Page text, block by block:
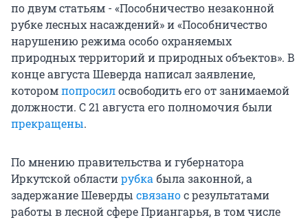
по двум статьям - «Пособничество незаконной
рубке лесных насаждений» и «Пособничество
нарушению режима особо охраняемых
природных территорий и природных объектов». В
конце августа Шеверда написал заявление,
которомпопросилосвободить его от занимаемой
должности. С 21 августа его полномочия были
прекращены.
По мнению правительства и губернатора
Иркутской областирубка была законной, а
задержание Шеверды связанос результатами
работы в лесной сфере Приангарья, в том числе